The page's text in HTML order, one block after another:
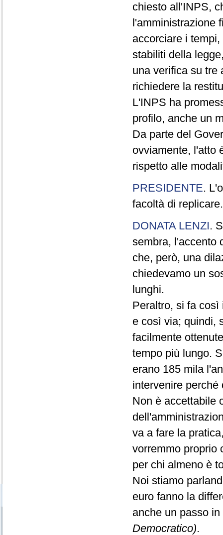
chiesto all'INPS,
l'amministrazione
accorciare i
stabiliti della
una verifica su tre
richiedere la
L'INPS ha
profilo, anche un
Da parte del
ovviamente, l'atto
rispetto alle
PRESIDENTE.
facoltà di replicare.
DONATA LENZI.
sembra, l'accento
che, però, una
chiedevamo un
lunghi.
Peraltro, si fa così
e così via; quindi,
facilmente
tempo più lungo.
erano 185 mila
intervenire
Non è accettabile
va a fare la
vorremmo proprio
per chi almeno è
Noi stiamo
euro fanno la
anche un passo
Democratico).